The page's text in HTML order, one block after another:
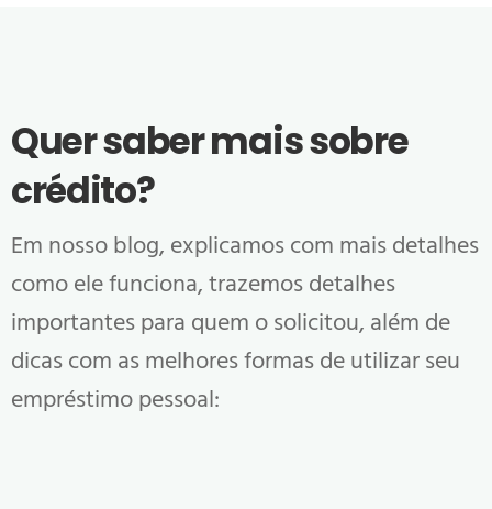
Quer saber mais sobre
crédito?
Em nosso blog, explicamos com mais detalhes
como ele funciona, trazemos detalhes
importantes para quem o solicitou, além de
dicas com as melhores formas de utilizar seu
empréstimo pessoal: